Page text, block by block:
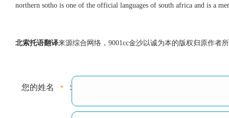
northern sotho is one of the official languages of south africa and is a
北索托语翻译来源综合网络，9001cc金沙以诚为本的版权归原作者
您的姓名 :